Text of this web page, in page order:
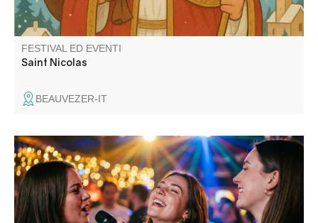
FESTIVAL ED EVENTI
Saint Nicolas
BEAUVEZER-IT
Venez participer à un karaoké géant. Snack et buvette sur
place pour un moment convivial.